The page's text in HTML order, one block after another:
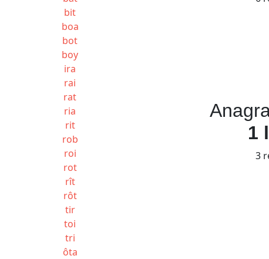
bit
boa
bot
boy
ira
rai
rat
ria
rit
rob
roi
rot
rît
rôt
tir
toi
tri
ôta
1
3